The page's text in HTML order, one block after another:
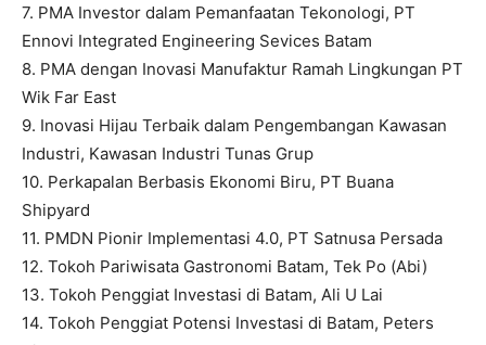
7. PMA Investor dalam Pemanfaatan Tekonologi, PT
Ennovi Integrated Engineering Sevices Batam
8. PMA dengan Inovasi Manufaktur Ramah Lingkungan PT
Wik Far East
9. Inovasi Hijau Terbaik dalam Pengembangan Kawasan
Industri, Kawasan Industri Tunas Grup
10. Perkapalan Berbasis Ekonomi Biru, PT Buana
Shipyard
11. PMDN Pionir Implementasi 4.0, PT Satnusa Persada
12. Tokoh Pariwisata Gastronomi Batam, Tek Po (Abi)
13. Tokoh Penggiat Investasi di Batam, Ali U Lai
14. Tokoh Penggiat Potensi Investasi di Batam, Peters